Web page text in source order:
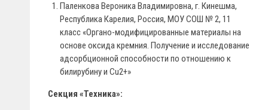
Паленкова Вероника Владимировна, г. Кинешма,
Республика Карелия, Россия, МОУ СОШ № 2, 11
класс «Органо-модифицированные материалы на
основе оксида кремния. Получение и исследование
адсорбционной способности по отношению к
билирубину и Cu2+»
Секция «Техника»: